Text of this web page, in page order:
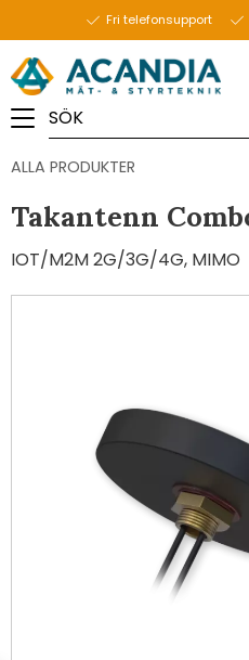
Fri telefonsupport
ALLA PRODUKTER
Takantenn
IOT/M2M 2G/3G/4G, MIMO